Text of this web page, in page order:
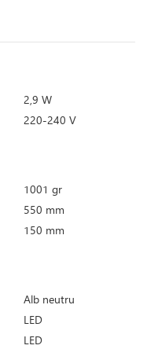
2,9 W
220-240 V
1001 gr
550 mm
150 mm
Alb neutru
LED
LED